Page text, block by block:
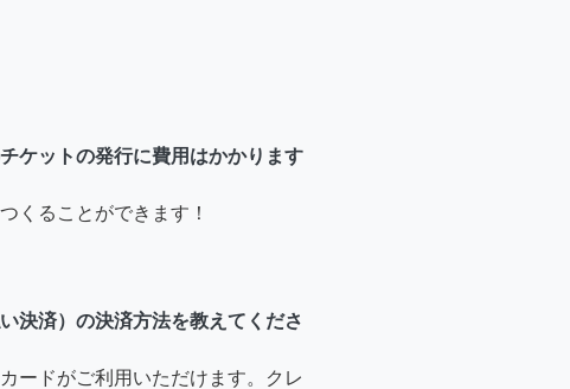
ケットの発行に費用はかかります
くることができます！
決済）の決済方法を教えてくださ
ードがご利用いただけます。クレ